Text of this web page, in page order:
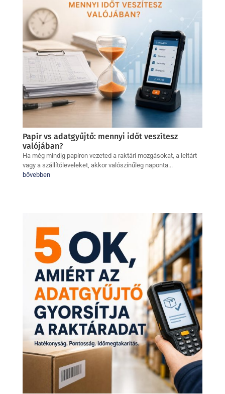
Papír vs adatgyűjtő: mennyi időt veszítesz
valójában?
Ha még mindig papíron vezeted a raktári mozgásokat, a leltárt
vagy a szállítóleveleket, akkor valószínűleg naponta...
bővebben